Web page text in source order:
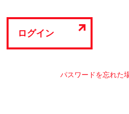
ログイン
パスワードを忘れた